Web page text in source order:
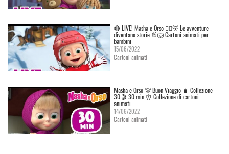
🔴 LIVE! Masha e Orso 👱‍♀️🐻 Le avventure
diventano storie 🐰🐺 Cartoni animati per
bambini
15/06/2022
Cartoni animati
Masha e Orso 🐻 Buon Viaggio 🧳 Сollezione
30 🎬 30 min ⏰ Collezione di cartoni
animati
14/06/2022
Cartoni animati